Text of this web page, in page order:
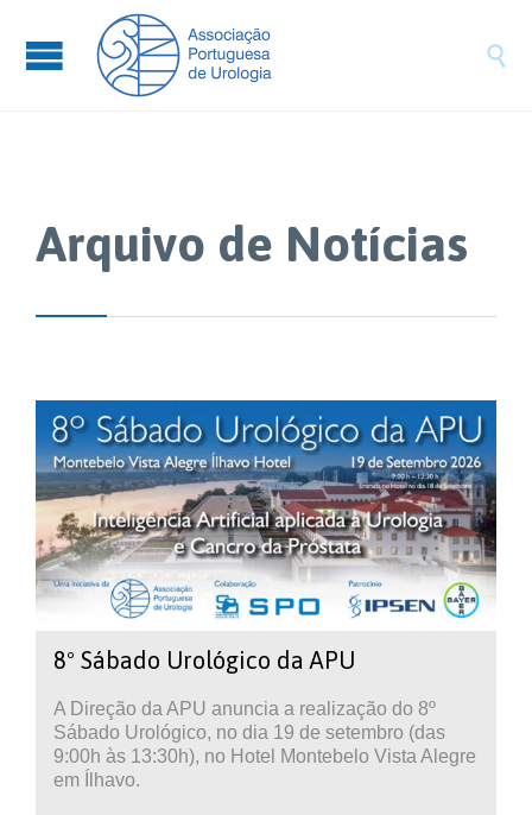

Arquivo de Notícias
8º Sábado Urológico da APU
A Direção da APU anuncia a realização do 8º
Sábado Urológico, no dia 19 de setembro (das
9:00h às 13:30h), no Hotel Montebelo Vista Alegre
em Ílhavo.